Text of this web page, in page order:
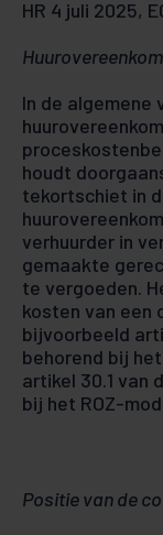
HR 4 juli 2025,
In de algemene
houdt
tekortschiet in
verhuurder in
gemaakte
te vergoeden.
kosten van een
bijvoorbeeld
behorend bij
artikel 30.1 van
bij het ROZ-
Positie van de